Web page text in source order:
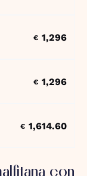
€ 1,296
€ 1,296
€ 1,614.60
con